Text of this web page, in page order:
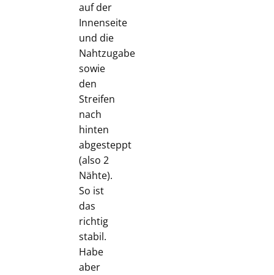
auf der
Innenseite
und die
Nahtzugabe
sowie
den
Streifen
nach
hinten
abgesteppt
(also 2
Nähte).
So ist
das
richtig
stabil.
Habe
aber